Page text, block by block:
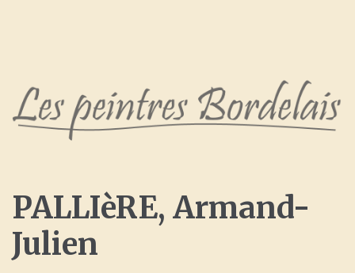
PALLIèRE, Armand-
Julien